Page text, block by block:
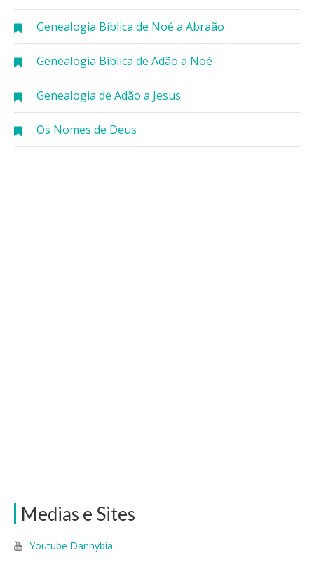
Genealogia Bíblica de Noé a Abraão
Genealogia Bíblica de Adão a Noé
Genealogia de Adão a Jesus
Os Nomes de Deus
Medias e Sites
Youtube Dannybia